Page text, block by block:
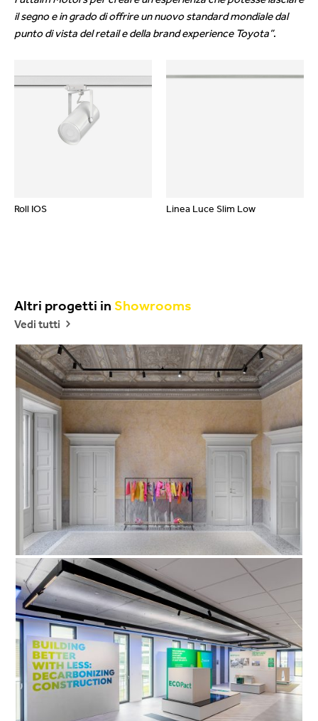
il segno e in grado di offrire un nuovo standard mondiale dal
punto di vista del retail e della brand experience Toyota”.
Roll IOS Linea Luce Slim Low
Altri progetti in Showrooms
Vedi tutti